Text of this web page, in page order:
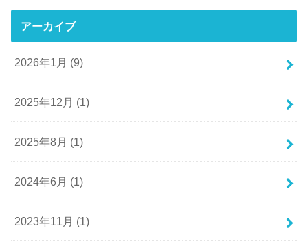
アーカイブ
2026年1月 (9)
2025年12月 (1)
2025年8月 (1)
2024年6月 (1)
2023年11月 (1)